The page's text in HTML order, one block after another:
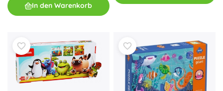
In den Warenkorb